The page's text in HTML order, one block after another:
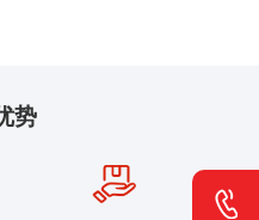
势